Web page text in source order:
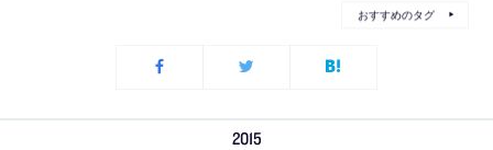
おすすめのタグ
2015